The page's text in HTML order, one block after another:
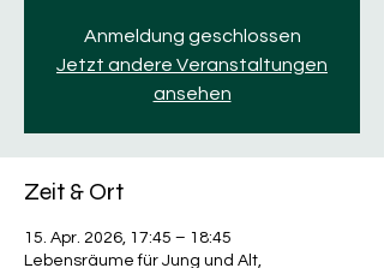
Anmeldung geschlossen
Jetzt andere Veranstaltungen
ansehen
Zeit & Ort
15. Apr. 2026, 17:45 – 18:45
Lebensräume für Jung und Alt,